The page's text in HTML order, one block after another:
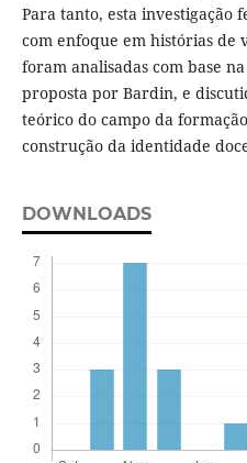
Para tanto, esta investigação
com enfoque em histórias de
foram analisadas com base
proposta por Bardin, e
teórico do campo da
construção da identidade
DOWNLOADS